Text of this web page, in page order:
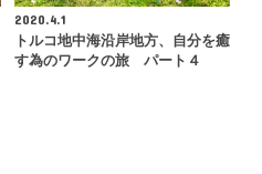
2020.4.1
トルコ地中海沿岸地方、自分を癒
す為のワークの旅 パート４